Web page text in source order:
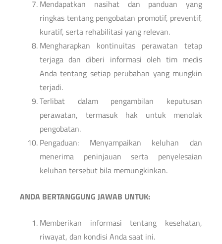
Mendapatkan nasihat dan panduan yang
ringkas tentang pengobatan promotif, preventif,
kuratif, serta rehabilitasi yang relevan.
Mengharapkan kontinuitas perawatan tetap
terjaga dan diberi informasi oleh tim medis
Anda tentang setiap perubahan yang mungkin
terjadi.
Terlibat dalam pengambilan keputusan
perawatan, termasuk hak untuk menolak
pengobatan.
Pengaduan: Menyampaikan keluhan dan
menerima peninjauan serta penyelesaian
keluhan tersebut bila memungkinkan.
ANDA BERTANGGUNG JAWAB UNTUK:
Memberikan informasi tentang kesehatan,
riwayat, dan kondisi Anda saat ini.